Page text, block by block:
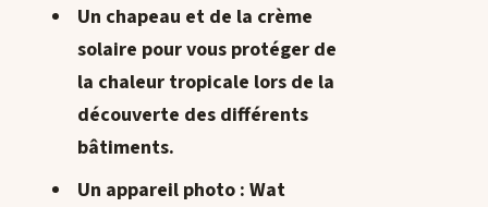
Un chapeau et de la crème
solaire pour vous protéger de
la chaleur tropicale lors de la
découverte des différents
bâtiments.
Un appareil photo : Wat